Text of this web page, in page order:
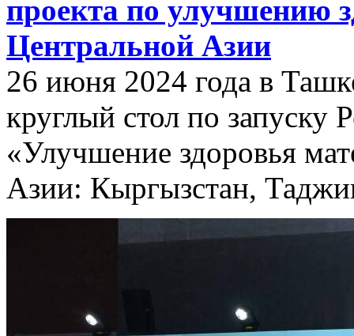
проекта по улучшению
Центральной Азии
26 июня 2024 года в
круглый стол по запуску
«Улучшение здоровья
Азии: Кыргызстан,